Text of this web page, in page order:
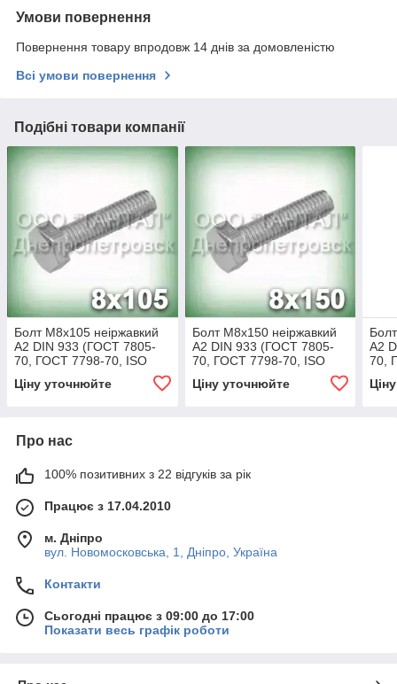
Умови повернення
Повернення товару впродовж 14 днів за домовленістю
Всі умови повернення
Подібні товари компанії
Болт М8х105 неіржавкий
А2 DIN 933 (ГОСТ 7805-
70, ГОСТ 7798-70, ISO
Ціну уточнюйте
Болт М8х150 неіржавкий
А2 DIN 933 (ГОСТ 7805-
70, ГОСТ 7798-70, ISO
Ціну уточнюйте
А2
70,
Про нас
100% позитивних з 22 відгуків за рік
Працює з 17.04.2010
м. Дніпро
вул. Новомосковська, 1, Дніпро, Україна
Контакти
Сьогодні працює з 09:00 до 17:00
Показати весь графік роботи